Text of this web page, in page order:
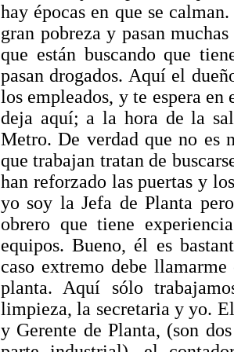
hay épocas en que se
gran pobreza y pasan
que están buscando que
pasan drogados. Aquí el
los empleados, y te espera
deja aquí; a la hora de la
Metro. De verdad que no es
que trabajan tratan de
han reforzado las puertas y
yo soy la Jefa de Planta
obrero que tiene
equipos. Bueno, él es
caso extremo debe
planta. Aquí sólo
limpieza, la secretaria y yo.
y Gerente de Planta, (son